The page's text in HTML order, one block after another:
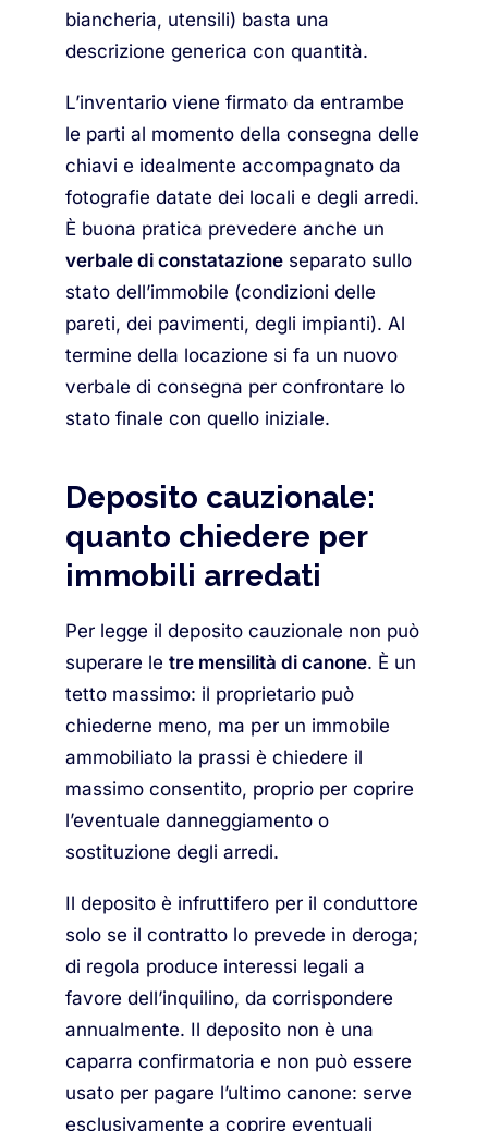
biancheria, utensili) basta una
descrizione generica con quantità.
L’inventario viene firmato da entrambe
le parti al momento della consegna delle
chiavi e idealmente accompagnato da
fotografie datate dei locali e degli arredi.
È buona pratica prevedere anche un
verbale di constatazione separato sullo
stato dell’immobile (condizioni delle
pareti, dei pavimenti, degli impianti). Al
termine della locazione si fa un nuovo
verbale di consegna per confrontare lo
stato finale con quello iniziale.
Deposito cauzionale:
quanto chiedere per
immobili arredati
Per legge il deposito cauzionale non può
superare le tre mensilità di canone. È un
tetto massimo: il proprietario può
chiederne meno, ma per un immobile
ammobiliato la prassi è chiedere il
massimo consentito, proprio per coprire
l’eventuale danneggiamento o
sostituzione degli arredi.
Il deposito è infruttifero per il conduttore
solo se il contratto lo prevede in deroga;
di regola produce interessi legali a
favore dell’inquilino, da corrispondere
annualmente. Il deposito non è una
caparra confirmatoria e non può essere
usato per pagare l’ultimo canone: serve
esclusivamente a coprire eventuali